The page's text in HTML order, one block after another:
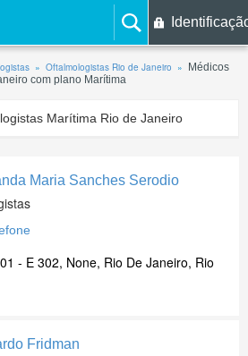
Oftalmologistas Rio de Janeiro
Médicos
com plano Marítima
Marítima Rio de Janeiro
Maria Sanches Serodio
- E 302, None, Rio De Janeiro, Rio
Fridman